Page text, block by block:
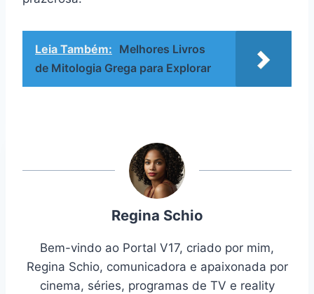
Leia Também: Melhores Livros
de Mitologia Grega para Explorar
Regina Schio
Bem-vindo ao Portal V17, criado por mim,
Regina Schio, comunicadora e apaixonada por
cinema, séries, programas de TV e reality